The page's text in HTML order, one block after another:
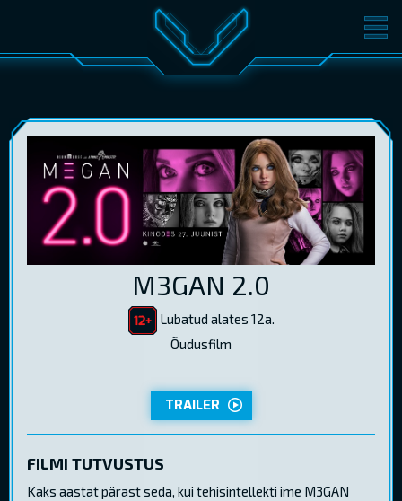
FILMID PILETID
KONVERENTS V-KLUBI
KINKEKAARDID
M3GAN 2.0
Lubatud alates 12a.
Õudusfilm
TRAILER
FILMI TUTVUSTUS
Kaks aastat pärast seda, kui tehisintellekti ime M3GAN